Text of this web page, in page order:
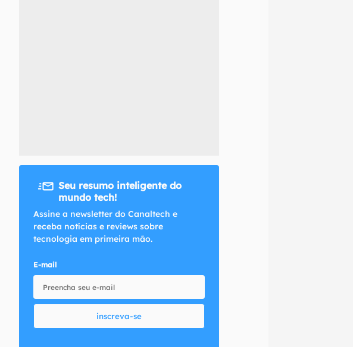
Seu resumo inteligente do
mundo tech!
Assine a newsletter do Canaltech e
receba notícias e reviews sobre
tecnologia em primeira mão.
E-mail
inscreva-se